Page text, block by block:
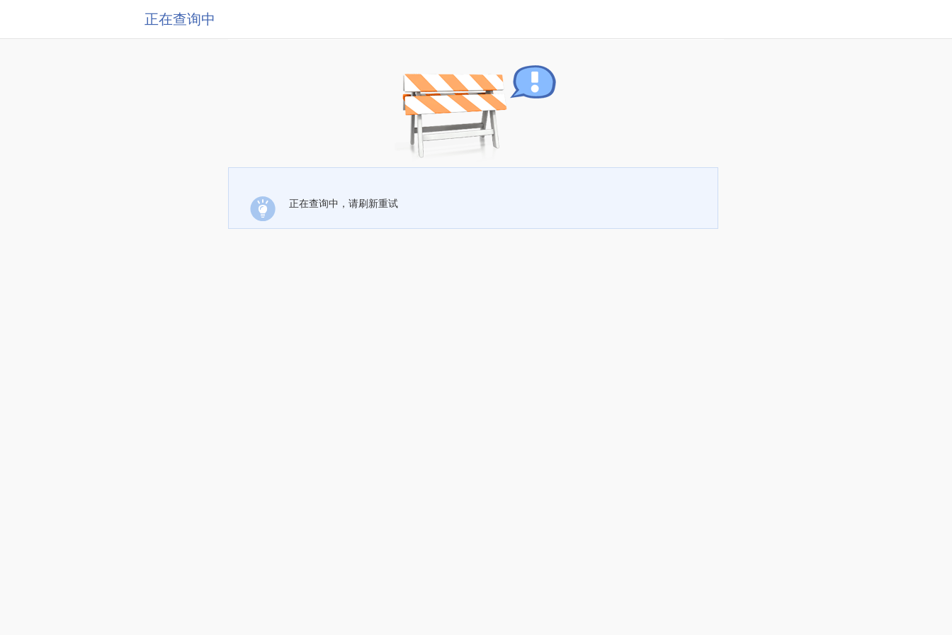
正在查询中
正在查询中，请刷新重试